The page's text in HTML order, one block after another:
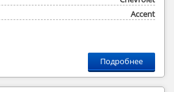
Accent
Подробнее